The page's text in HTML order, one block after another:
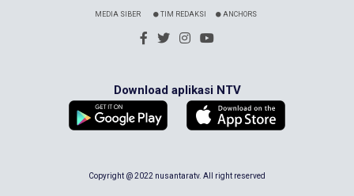
MEDIA SIBER TIM REDAKSI ANCHORS
Download aplikasi NTV
Copyright @ 2022 nusantaratv. All right reserved